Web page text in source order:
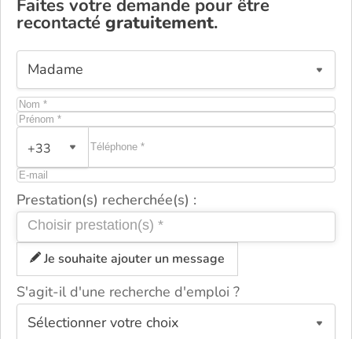
Faites votre demande pour être
recontacté gratuitement.
+33
Prestation(s) recherchée(s) :
Je souhaite ajouter un message
S'agit-il d'une recherche d'emploi ?
ou